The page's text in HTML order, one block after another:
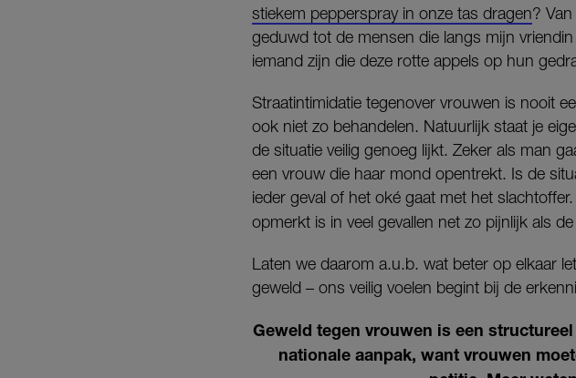
stiekem pepperspray in onze tas dragen?
geduwd tot de mensen die langs mijn
iemand zijn die deze rotte appels op hun
Straatintimidatie tegenover vrouwen is nooit
ook niet zo behandelen. Natuurlijk staat je
de situatie veilig genoeg lijkt. Zeker als man
een vrouw die haar mond opentrekt. Is de
ieder geval of het oké gaat met het
opmerkt is in veel gevallen net zo pijnlijk als
Laten we daarom a.u.b. wat beter op elkaar
geweld – ons veilig voelen begint bij de
Geweld tegen vrouwen is een
nationale aanpak, want vrouwen